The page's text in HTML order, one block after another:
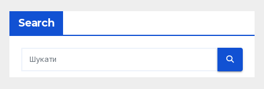
Search